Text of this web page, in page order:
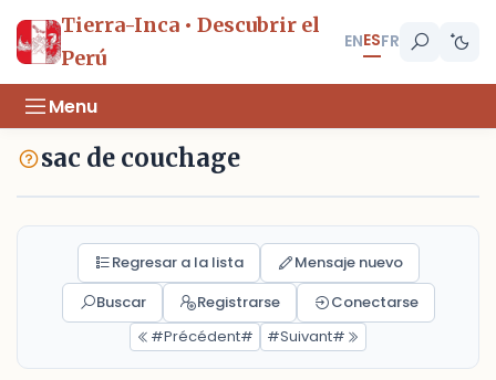
Tierra-Inca • Descubrir el
Perú
ENESFR
Menu
sac de couchage
Regresar a la lista
Mensaje nuevo
Buscar
Registrarse
Conectarse
#Précédent#
#Suivant#